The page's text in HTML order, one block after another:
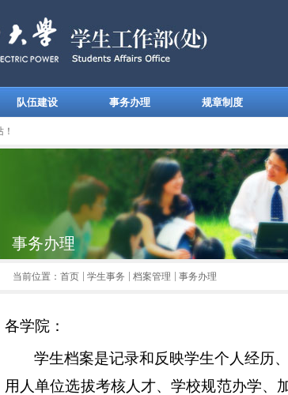
队伍建设 事务办理 规章制度
事务办理
当前位置： 首页 学生事务 档案管理 事务办理
各学院：
学生档案是记录和反映学生个人经历
用人单位选拔考核人才、学校规范办学、